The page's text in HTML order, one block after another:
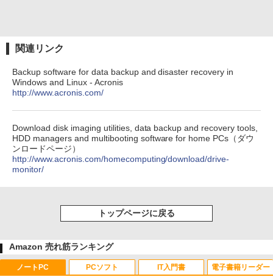
関連リンク
Backup software for data backup and disaster recovery in
Windows and Linux - Acronis
http://www.acronis.com/
Download disk imaging utilities, data backup and recovery tools,
HDD managers and multibooting software for home PCs（ダウ
ンロードページ）
http://www.acronis.com/homecomputing/download/drive-
monitor/
トップページに戻る
Amazon 売れ筋ランキング
ノートPC PCソフト IT入門書 電子書籍リーダー